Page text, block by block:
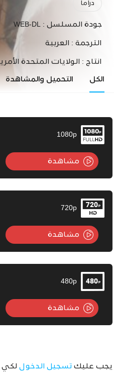
دراما
جودة المسلسل : WEB-DL
الترجمة : العربية
انتاج : الولايات المتحدة
الكل التحميل والمشاهدة
1080p
مشاهدة
720p
مشاهدة
480p
مشاهدة
يجب عليك تسجيل الدخول لكي